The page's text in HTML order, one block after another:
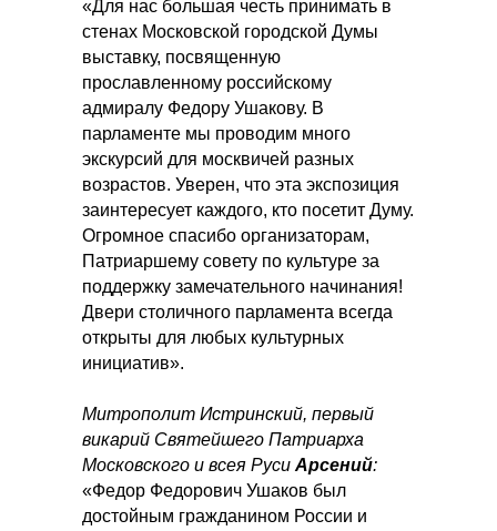
«Для нас большая честь принимать в
стенах Московской городской Думы
выставку, посвященную
прославленному российскому
адмиралу Федору Ушакову. В
парламенте мы проводим много
экскурсий для москвичей разных
возрастов. Уверен, что эта экспозиция
заинтересует каждого, кто посетит Думу.
Огромное спасибо организаторам,
Патриаршему совету по культуре за
поддержку замечательного начинания!
Двери столичного парламента всегда
открыты для любых культурных
инициатив».
Митрополит Истринский, первый
викарий Святейшего Патриарха
Московского и всея Руси Арсений:
«Федор Федорович Ушаков был
достойным гражданином России и